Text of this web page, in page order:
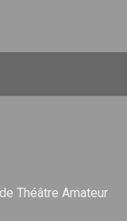
Théâtre Amateur